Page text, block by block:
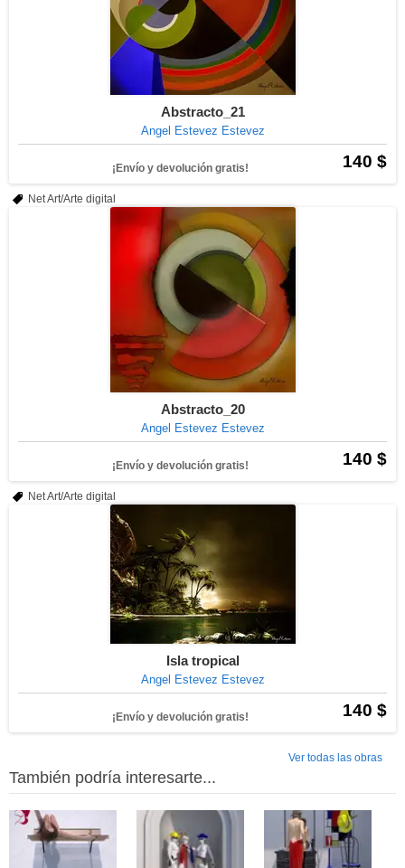
Abstracto_21
Angel Estevez Estevez
140 $
¡Envío y devolución gratis!
Net Art/Arte digital
Abstracto_20
Angel Estevez Estevez
140 $
¡Envío y devolución gratis!
Net Art/Arte digital
Isla tropical
Angel Estevez Estevez
140 $
¡Envío y devolución gratis!
Ver todas las obras
También podría interesarte...